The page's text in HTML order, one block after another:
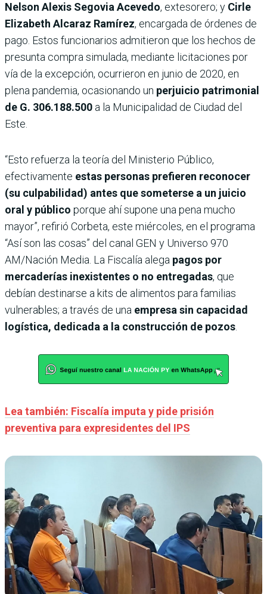
Nelson Alexis Segovia Acevedo, extesorero; y Cirle
Elizabeth Alcaraz Ramírez, encargada de órdenes de
pago. Estos funcionarios admitieron que los hechos de
presunta compra simulada, mediante licitaciones por
vía de la excepción, ocurrieron en junio de 2020, en
plena pandemia, ocasionando un perjuicio patrimonial
de G. 306.188.500 a la Municipalidad de Ciudad del
Este.
“Esto refuerza la teoría del Ministerio Público,
efectivamente estas personas prefieren reconocer
(su culpabilidad) antes que someterse a un juicio
oral y público porque ahí supone una pena mucho
mayor”, refirió Corbeta, este miércoles, en el programa
“Así son las cosas” del canal GEN y Universo 970
AM/Nación Media. La Fiscalía alega pagos por
mercaderías inexistentes o no entregadas, que
debían destinarse a kits de alimentos para familias
vulnerables; a través de una empresa sin capacidad
logística, dedicada a la construcción de pozos.
Lea también: Fiscalía imputa y pide prisión
preventiva para expresidentes del IPS